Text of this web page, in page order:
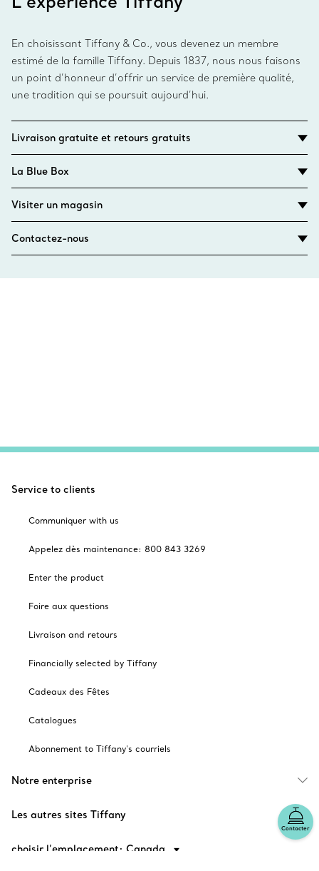
En choisissant Tiffany & Co., vous devenez un membre
estimé de la famille Tiffany. Depuis 1837, nous nous faisons
un point d’honneur d’offrir un service de première qualité,
une tradition qui se poursuit aujourd’hui.
Livraison gratuite et retours gratuits
La Blue Box
Visiter un magasin
Contactez-nous
Contacter
Service to clients
Communiquer with us
Appelez dès maintenance: 800 843 3269
Enter the product
Foire aux questions
Livraison and retours
Financially selected by Tiffany
Cadeaux des Fêtes
Catalogues
Abonnement to Tiffany's courriels
Notre enterprise
Les autres sites Tiffany
choisir l’emplacement: Canada